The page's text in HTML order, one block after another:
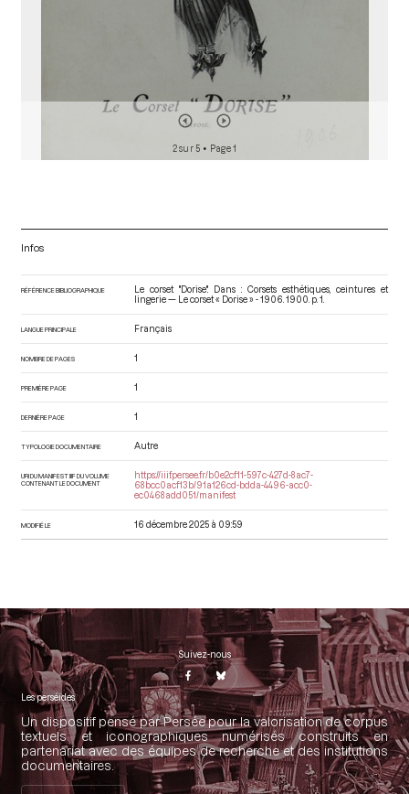
2 sur 5 • Page 1
Infos
RÉFÉRENCE BIBLIOGRAPHIQUE
Le corset "Dorise". Dans : Corsets esthétiques, ceintures et
lingerie — Le corset « Dorise » - 1906 . 1900. p. 1.
LANGUE PRINCIPALE Français
NOMBRE DE PAGES 1
PREMIÈRE PAGE 1
DERNIÈRE PAGE 1
TYPOLOGIE DOCUMENTAIRE Autre
URI DU MANIFEST IIIF DU VOLUME
CONTENANT LE DOCUMENT
https://iiif.persee.fr/b0e2cf11-597c-427d-8ac7-
68bcc0acf13b/91a126cd-bdda-4496-acc0-
ec0468add051/manifest
MODIFIÉ LE 16 décembre 2025 à 09:59
Suivez-nous
Les perséides
Un dispositif pensé par Persée pour la valorisation de corpus
textuels et iconographiques numérisés construits en
partenariat avec des équipes de recherche et des institutions
documentaires.